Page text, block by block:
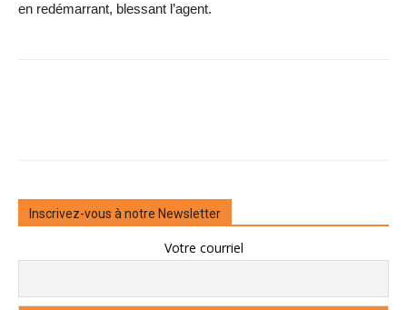
en redémarrant, blessant l’agent.
Inscrivez-vous à notre Newsletter
Votre courriel